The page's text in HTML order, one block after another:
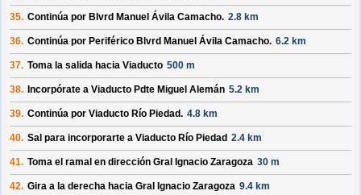
35. Continúa por Blvrd Manuel Ávila Camacho. 2.8 km
36. Continúa por Periférico Blvrd Manuel Ávila Camacho. 6.2 km
37. Toma la salida hacia Viaducto 500 m
38. Incorpórate a Viaducto Pdte Miguel Alemán 5.2 km
39. Continúa por Viaducto Río Piedad. 4.8 km
40. Sal para incorporarte a Viaducto Río Piedad 2.4 km
41. Toma el ramal en dirección Gral Ignacio Zaragoza 30 m
42. Gira a la derecha hacia Gral Ignacio Zaragoza 9.4 km